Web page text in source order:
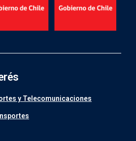
y Telecomunicaciones